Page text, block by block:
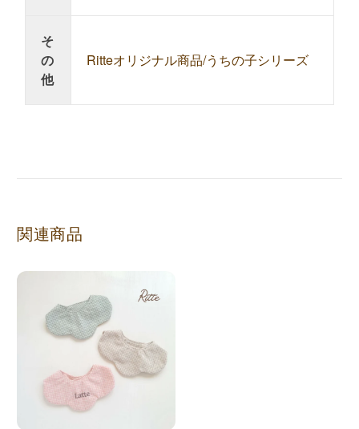
そ
の
他
Ritteオリジナル商品/うちの子シリーズ
関連商品